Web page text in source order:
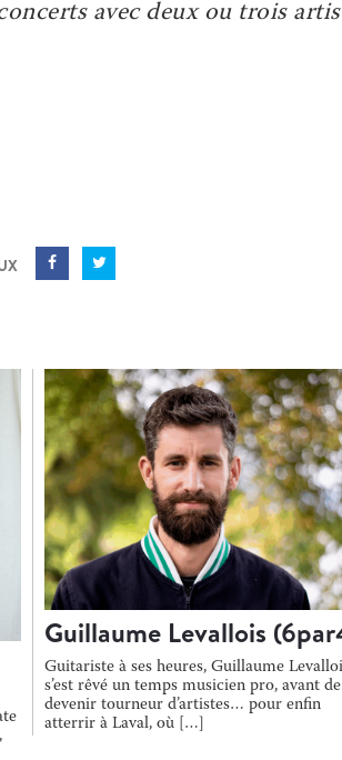
avec deux ou trois
Guillaume Levallois
Guitariste à ses heures, Guillaume
s’est rêvé un temps musicien pro, avant de
devenir tourneur d’artistes… pour enfin
atterrir à Laval, où […]